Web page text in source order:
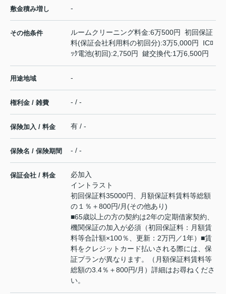
敷金積み増し -
その他条件
ルームクリーニング料金:6万500円 初回保証
料(保証会社利用料の初回分):3万5,000円 ICﾛ
ｯｸ電池(初回):2,750円 鍵交換代:1万6,500円
用途地域 -
権利金 / 雑費 - / -
保険加入 / 料金 有 / -
保険名 / 保険期間 - / -
保証会社 / 料金
必加入
イントラスト
初回保証料35000円、月額保証料賃料等総額
の１％＋800円/月(その他あり)
■65歳以上の方の契約は2年の定期借家契約、
機関保証の加入が必須（初回保証料：月額賃
料等合計額×100％、更新：2万円／1年）■賃
料をクレジットカード払いされる際には、保
証プランが異なります。（月額保証料賃料等
総額の3.4％＋800円/月）詳細はお尋ねくださ
い。